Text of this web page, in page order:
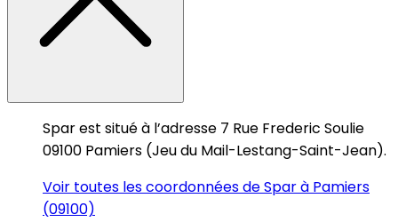
Spar est situé à l’adresse 7 Rue Frederic Soulie
09100 Pamiers (Jeu du Mail-Lestang-Saint-Jean).
Voir toutes les coordonnées de Spar à Pamiers
(09100)